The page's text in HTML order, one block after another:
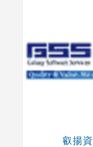
叡揚